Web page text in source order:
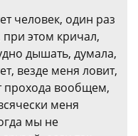
человек, один раз
этом кричал,
дышать, думала,
везде меня ловит,
прохода вообщем,
меня
мы не